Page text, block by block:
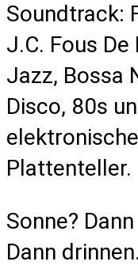
Soundtrack:
J.C. Fous
Jazz, Bossa
Disco, 80s
Plattenteller.
Sonne?
Dann